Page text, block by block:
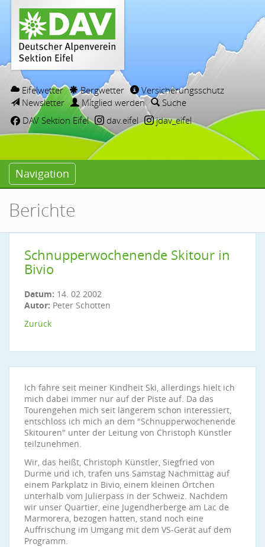
Eifelwetter Bergwetter
Versicherungsschutz
Newsletter
Mitglied werden
Suche
DAV Sektion Eifel
dav.eifel jdav_eifel
Navigation
Berichte
Schnupperwochenende Skitour in
Bivio
Datum: 14. 02 2002
Autor: Peter Schotten
Zurück
Ich fahre seit meiner Kindheit Ski, allerdings hielt ich
mich dabei immer nur auf der Piste auf. Da das
Tourengehen mich seit längerem schon interessiert,
entschloss ich mich an dem "Schnupperwochenende
Skitouren" unter der Leitung von Christoph Künstler
teilzunehmen.
Wir, das heißt, Christoph Künstler, Siegfried von
Durme und ich, trafen uns Samstag Nachmittag auf
einem Parkplatz in Bivio, einem kleinen Örtchen
unterhalb vom Julierpass in der Schweiz. Nachdem
wir unser Quartier, eine Jugendherberge am Lac de
Marmorera, bezogen hatten, stand noch eine
Auffrischung im Umgang mit dem VS-Gerät auf dem
Programm.